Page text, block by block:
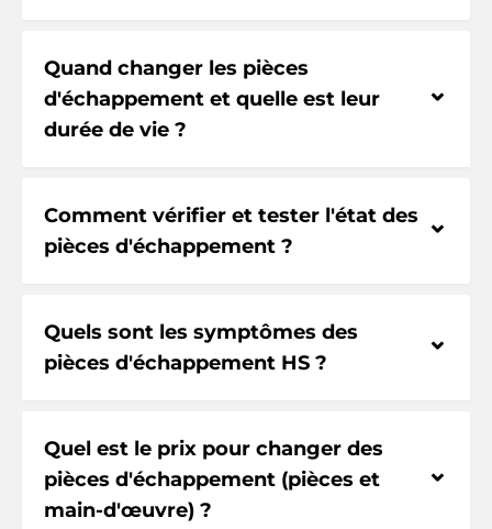
Quand changer les pièces
d'échappement et quelle est leur
durée de vie ?
⌃
Comment vérifier et tester l'état des
pièces d'échappement ?
⌃
Quels sont les symptômes des
pièces d'échappement HS ?
⌃
Quel est le prix pour changer des
pièces d'échappement (pièces et
main-d'œuvre) ?
⌃